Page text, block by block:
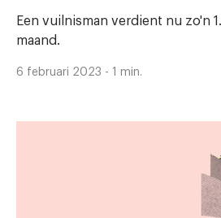
Een vuilnisman verdient nu zo'n
maand.
6 februari 2023 - 1 min.